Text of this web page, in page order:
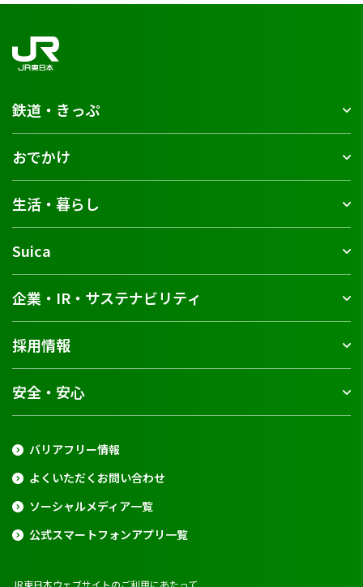
鉄道・きっぷ
おでかけ
生活・暮らし
Suica
企業・IR・サステナビリティ
採用情報
安全・安心
バリアフリー情報
よくいただくお問い合わせ
ソーシャルメディア一覧
公式スマートフォンアプリ一覧